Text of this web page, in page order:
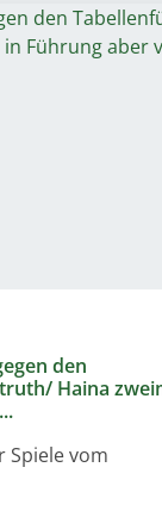
den
Haina
Spiele vom